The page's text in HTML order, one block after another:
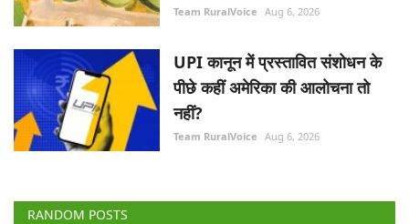
Team RuralVoice Aug 6, 2026
UPI कानून में प्रस्तावित संशोधन के
पीछे कहीं अमेरिका की आलोचना तो
नहीं?
Team RuralVoice Aug 6, 2026
RANDOM POSTS